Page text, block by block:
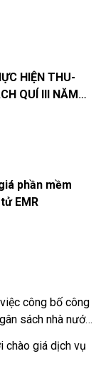
HIỆN THU-
QUÍ III NĂM
phần mềm
EMR
công bố công
sách nhà nước
chào giá dịch vụ